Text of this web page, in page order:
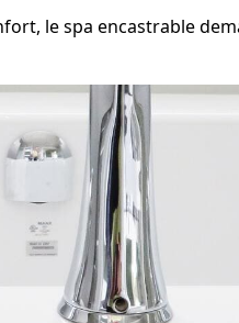
le spa encastrable